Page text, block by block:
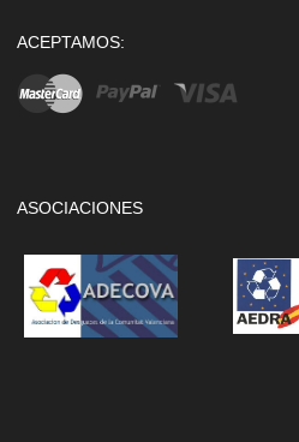
ACEPTAMOS:
ASOCIACIONES